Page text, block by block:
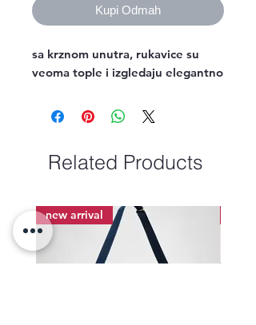
Kupi Odmah
sa krznom unutra, rukavice su
veoma tople i izgledaju elegantno
Related Products
new arrival